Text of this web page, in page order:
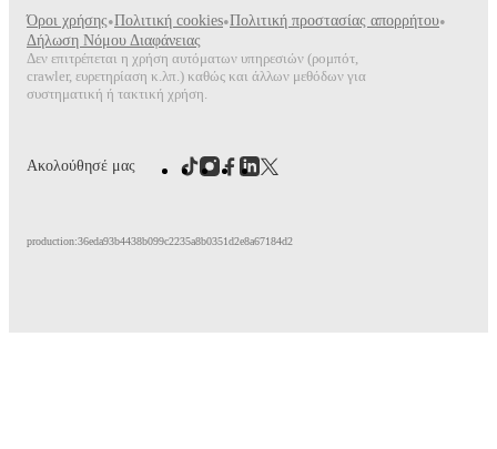
Όροι χρήσης•Πολιτική cookies•Πολιτική προστασίας απορρήτου•
Δήλωση Νόμου Διαφάνειας
Δεν επιτρέπεται η χρήση αυτόματων υπηρεσιών (ρομπότ,
crawler, ευρετηρίαση κ.λπ.) καθώς και άλλων μεθόδων για
συστηματική ή τακτική χρήση.
Ακολούθησέ μας
production:36eda93b4438b099c2235a8b0351d2e8a67184d2